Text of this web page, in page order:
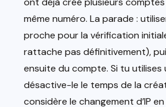
même numéro. La parade :
proche pour la vérification
rattache pas définitivement),
ensuite du compte. Si tu utilises
désactive-le le temps de la
considère le changement d’IP